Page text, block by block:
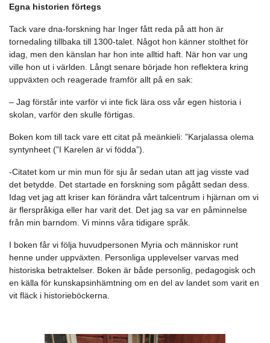
Egna historien förtegs
Tack vare dna-forskning har Inger fått reda på att hon är
tornedaling tillbaka till 1300-talet. Något hon känner stolthet för
idag, men den känslan har hon inte alltid haft. När hon var ung
ville hon ut i världen. Långt senare började hon reflektera kring
uppväxten och reagerade framför allt på en sak:
– Jag förstår inte varför vi inte fick lära oss vår egen historia i
skolan, varför den skulle förtigas.
Boken kom till tack vare ett citat på meänkieli: ”Karjalassa olema
syntynheet (”I Karelen är vi födda”).
-Citatet kom ur min mun för sju år sedan utan att jag visste vad
det betydde. Det startade en forskning som pågått sedan dess.
Idag vet jag att kriser kan förändra vårt talcentrum i hjärnan om vi
är flerspråkiga eller har varit det. Det jag sa var en påminnelse
från min barndom. Vi minns våra tidigare språk.
I boken får vi följa huvudpersonen Myria och människor runt
henne under uppväxten. Personliga upplevelser varvas med
historiska betraktelser. Boken är både personlig, pedagogisk och
en källa för kunskapsinhämtning om en del av landet som varit en
vit fläck i historieböckerna.